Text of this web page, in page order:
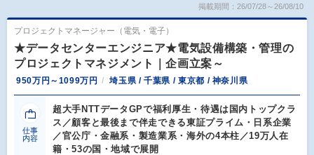
掲載期間：26/07/28～26/08/10
プロジェクトマネージャー（電気・電子）
★データセンターエンジニア★電気設備構築・管理の
プロジェクトマネジメント｜企画立案～
950万円～1099万円 埼玉県 / 千葉県 / 東京都 / 神奈川県
仕事
内容
超大手NTTデータGPで福利厚生・待遇は国内トップクラ
ス／顧客と最後まで伴走できる東証プライム・日系企業
／官公庁・金融系・製造業系・海外の4本柱／19万人在
籍・53の国・地域で展開